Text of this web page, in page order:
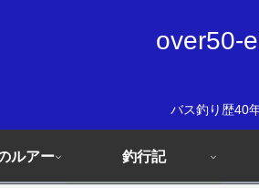
over50-
バス釣り歴40
ルアー 釣行記